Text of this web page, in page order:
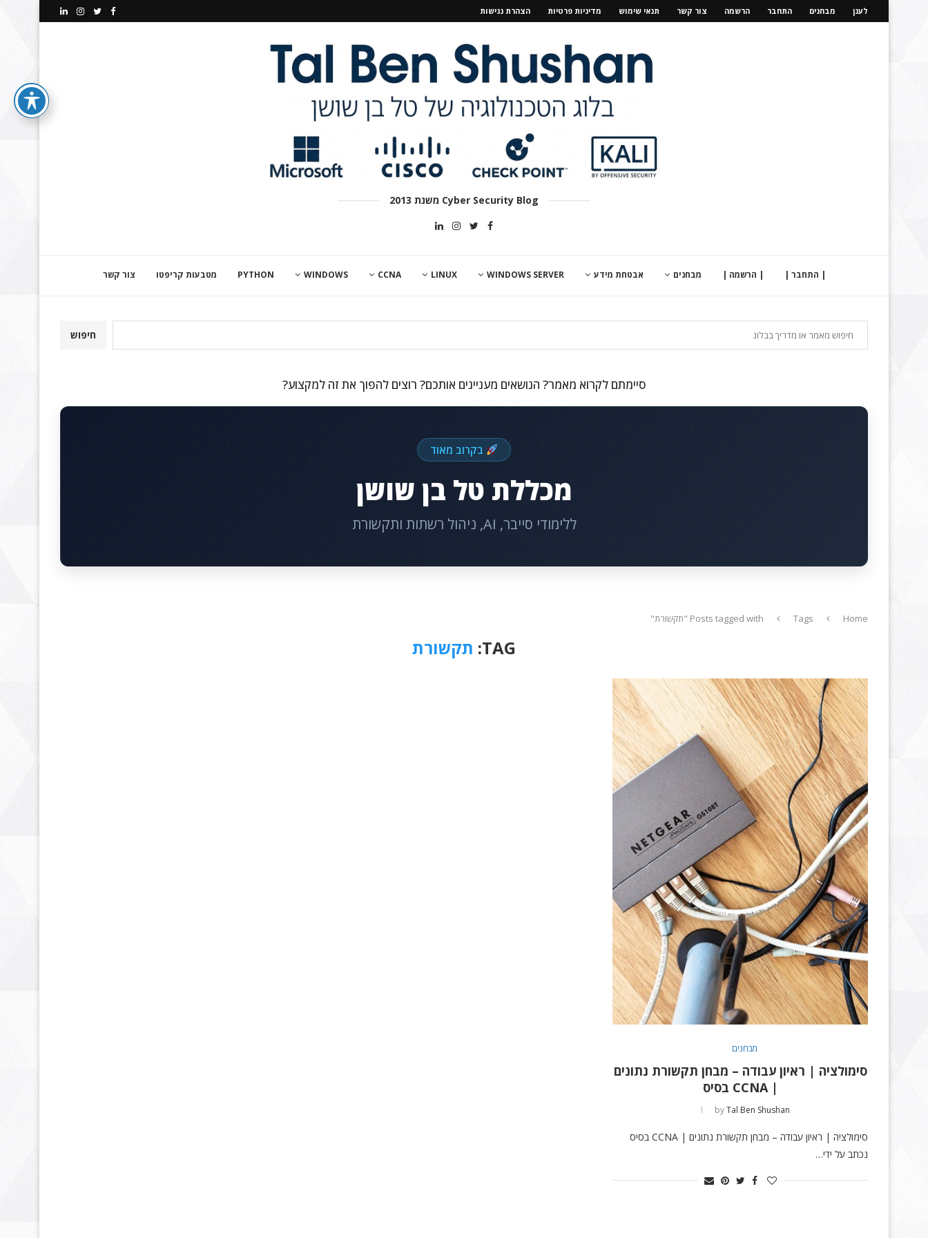
לענן מבחנים התחבר הרשמה צור קשר תנאי שימוש מדיניות פרטיות הצהרת נגישות
Cyber Security Blog משנת 2013
| התחבר | | הרשמה | מבחנים אבטחת מידע WINDOWS SERVER
LINUX
CCNA
WINDOWS
PYTHON מטבעות קריפטו צור קשר
חיפוש
סיימתם לקרוא מאמר? הנושאים מעניינים אותכם? רוצים להפוך את זה למקצוע?
בקרוב מאוד
מכללת טל בן שושן
ללימודי סייבר, AI, ניהול רשתות ותקשורת
Home
Tags Posts tagged with "תקשורת"
TAG: תקשורת
מבחנים
סימולציה | ראיון עבודה – מבחן תקשורת נתונים
| CCNA בסיס
byTal Ben Shushan
סימולציה | ראיון עבודה – מבחן תקשורת נתונים | CCNA בסיס
נכתב על ידי…